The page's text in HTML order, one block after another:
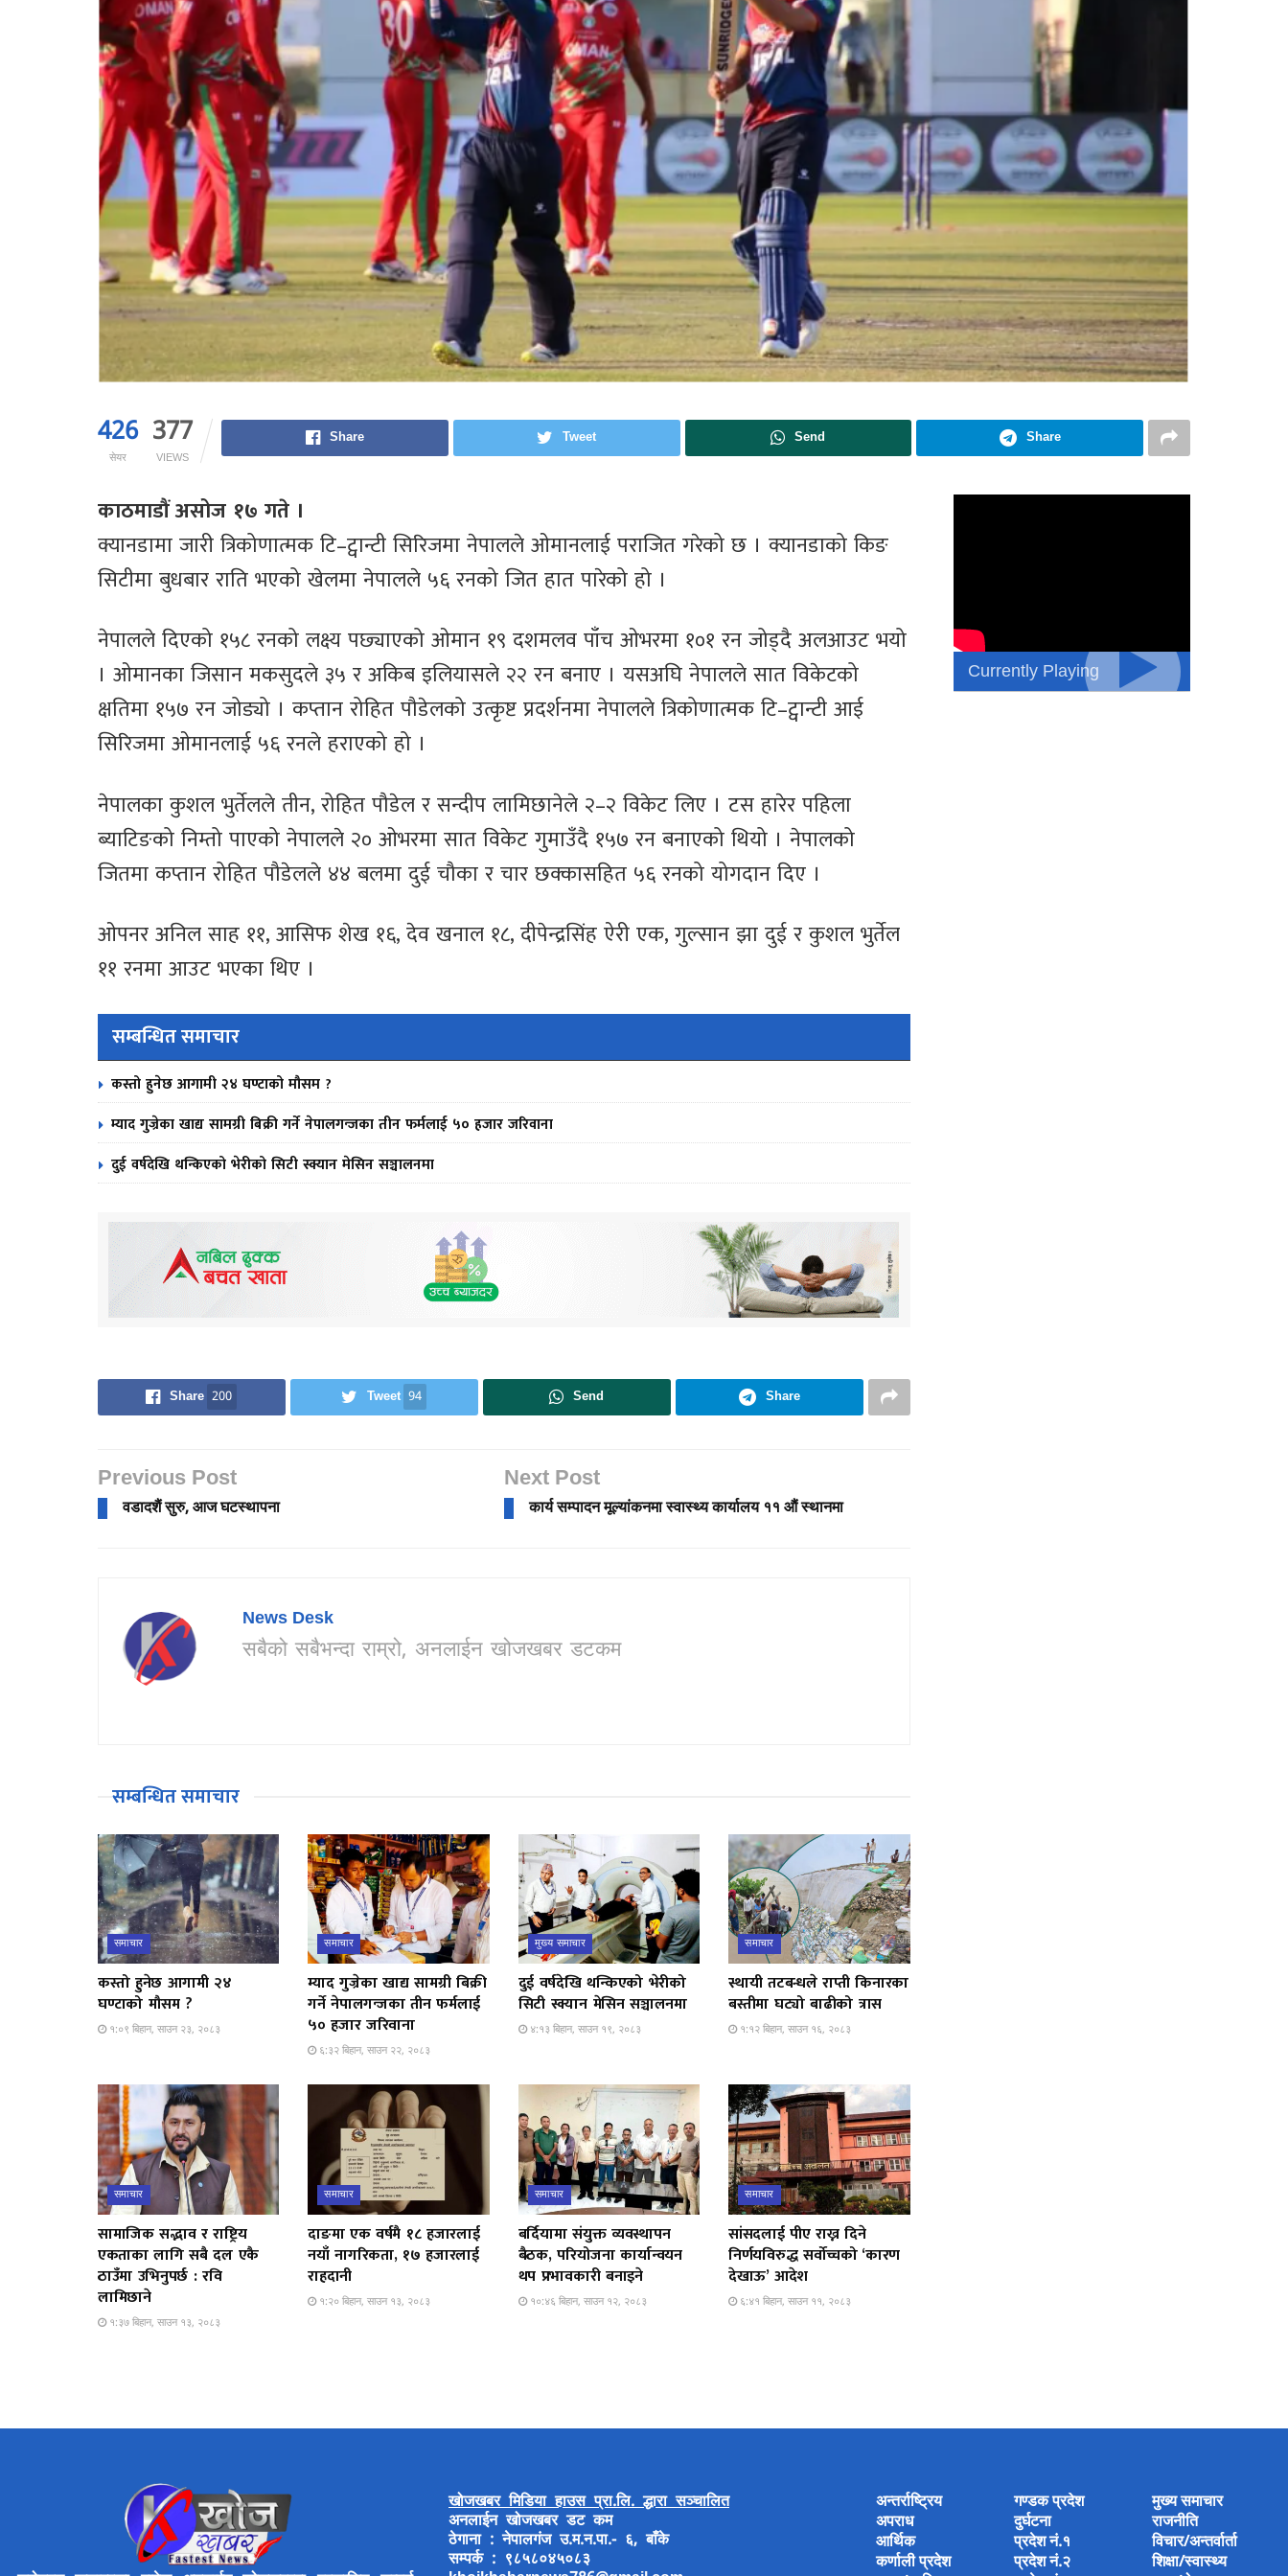
426
सेयर
377
VIEWS
Share Tweet Send Share
काठमाडौं असोज १७ गते ।
क्यानडामा जारी त्रिकोणात्मक टि–ट्वान्टी सिरिजमा नेपालले ओमानलाई पराजित गरेको छ । क्यानडाको किङ
सिटीमा बुधबार राति भएको खेलमा नेपालले ५६ रनको जित हात पारेको हो ।
नेपालले दिएको १५८ रनको लक्ष्य पछ्याएको ओमान १९ दशमलव पाँच ओभरमा १०१ रन जोड्दै अलआउट भयो
। ओमानका जिसान मकसुदले ३५ र अकिब इलियासले २२ रन बनाए । यसअघि नेपालले सात विकेटको
क्षतिमा १५७ रन जोड्यो । कप्तान रोहित पौडेलको उत्कृष्ट प्रदर्शनमा नेपालले त्रिकोणात्मक टि–ट्वान्टी आई
सिरिजमा ओमानलाई ५६ रनले हराएको हो ।
नेपालका कुशल भुर्तेलले तीन, रोहित पौडेल र सन्दीप लामिछानेले २–२ विकेट लिए । टस हारेर पहिला
ब्याटिङको निम्तो पाएको नेपालले २० ओभरमा सात विकेट गुमाउँदै १५७ रन बनाएको थियो । नेपालको
जितमा कप्तान रोहित पौडेलले ४४ बलमा दुई चौका र चार छक्कासहित ५६ रनको योगदान दिए ।
ओपनर अनिल साह ११, आसिफ शेख १६, देव खनाल १८, दीपेन्द्रसिंह ऐरी एक, गुल्सान झा दुई र कुशल भुर्तेल
११ रनमा आउट भएका थिए ।
सम्बन्धित समाचार
कस्तो हुनेछ आगामी २४ घण्टाको मौसम ?
म्याद गुज्रेका खाद्य सामग्री बिक्री गर्ने नेपालगन्जका तीन फर्मलाई ५० हजार जरिवाना
दुई वर्षदेखि थन्किएको भेरीको सिटी स्क्यान मेसिन सञ्चालनमा
Share 200 Tweet 94 Send Share
Previous Post
वडादशैं सुरु, आज घटस्थापना
Next Post
कार्य सम्पादन मूल्यांकनमा स्वास्थ्य कार्यालय ११ औं स्थानमा
News Desk
सबैको सबैभन्दा राम्रो, अनलाईन खोजखबर डटकम
सम्बन्धित समाचार
समाचार
कस्तो हुनेछ आगामी २४
घण्टाको मौसम ?
१:०९ बिहान, साउन २३, २०८३
समाचार
म्याद गुज्रेका खाद्य सामग्री बिक्री
गर्ने नेपालगन्जका तीन फर्मलाई
५० हजार जरिवाना
६:३२ बिहान, साउन २२, २०८३
मुख्य समाचार
दुई वर्षदेखि थन्किएको भेरीको
सिटी स्क्यान मेसिन सञ्चालनमा
४:१३ बिहान, साउन १९, २०८३
समाचार
स्थायी तटबन्धले राप्ती किनारका
बस्तीमा घट्यो बाढीको त्रास
१:१२ बिहान, साउन १६, २०८३
समाचार
सामाजिक सद्भाव र राष्ट्रिय
एकताका लागि सबै दल एकै
ठाउँमा उभिनुपर्छ : रवि
लामिछाने
१:३७ बिहान, साउन १३, २०८३
समाचार
दाङमा एक वर्षमै १८ हजारलाई
नयाँ नागरिकता, १७ हजारलाई
राहदानी
१:२० बिहान, साउन १३, २०८३
समाचार
बर्दियामा संयुक्त व्यवस्थापन
बैठक, परियोजना कार्यान्वयन
थप प्रभावकारी बनाइने
१०:४६ बिहान, साउन १२, २०८३
समाचार
सांसदलाई पीए राख्न दिने
निर्णयविरुद्ध सर्वोच्चको ‘कारण
देखाऊ’ आदेश
६:४१ बिहान, साउन ११, २०८३
Currently Playing
खोजखबर मिडिया हाउस प्रा.लि. द्धारा सञ्चालित
अनलाईन खोजखबर डट कम
ठेगाना : नेपालगंज उ.म.न.पा.- ६, बाँके
सम्पर्क : ९८५८०४५०८३
अन्तर्राष्ट्रिय
अपराध
आर्थिक
कर्णाली प्रदेश
गण्डक प्रदेश
दुर्घटना
प्रदेश नं.१
प्रदेश नं.२
मुख्य समाचार
राजनीति
विचार/अन्तर्वार्ता
शिक्षा/स्वास्थ्य